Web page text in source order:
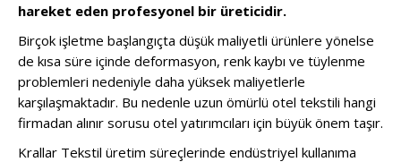
hareket eden profesyonel bir üreticidir.
Birçok işletme başlangıçta düşük maliyetli ürünlere yönelse
de kısa süre içinde deformasyon, renk kaybı ve tüylenme
problemleri nedeniyle daha yüksek maliyetlerle
karşılaşmaktadır. Bu nedenle uzun ömürlü otel tekstili hangi
firmadan alınır sorusu otel yatırımcıları için büyük önem taşır.
Krallar Tekstil üretim süreçlerinde endüstriyel kullanıma